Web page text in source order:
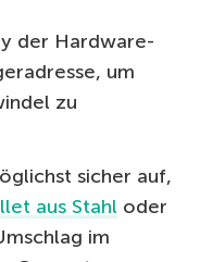
der Hardware-
um
zu
sicher auf,
aus Stahl oder
im